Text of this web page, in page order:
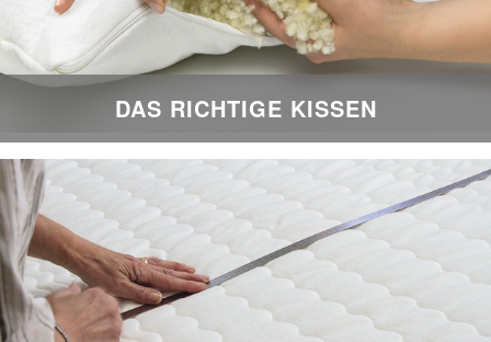
DAS RICHTIGE KISSEN